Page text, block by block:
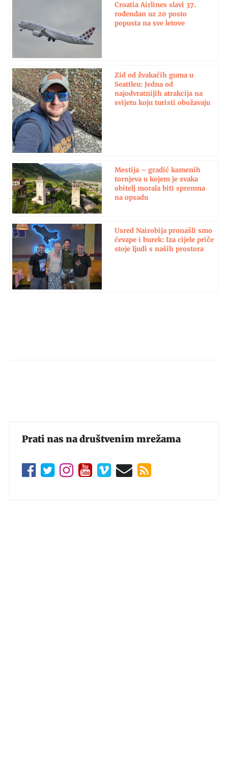
Croatia Airlines slavi 37.
rođendan uz 20 posto
popusta na sve letove
Zid od žvakaćih guma u
Seattleu: Jedna od
najodvratnijih atrakcija na
svijetu koju turisti obožavaju
Mestija – gradić kamenih
tornjeva u kojem je svaka
obitelj morala biti spremna
na opsadu
Usred Nairobija pronašli smo
ćevape i burek: Iza cijele priče
stoje ljudi s naših prostora
Prati nas na društvenim mrežama